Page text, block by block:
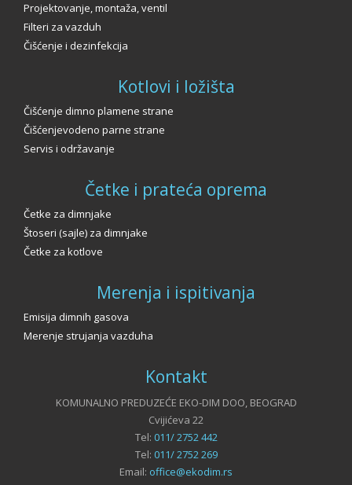
Projektovanje, montaža, ventil
Filteri za vazduh
Čišćenje i dezinfekcija
Kotlovi i ložišta
Čišćenje dimno plamene strane
Čišćenjevodeno parne strane
Servis i održavanje
Četke i prateća oprema
Četke za dimnjake
Štoseri (sajle) za dimnjake
Četke za kotlove
Merenja i ispitivanja
Emisija dimnih gasova
Merenje strujanja vazduha
Kontakt
KOMUNALNO PREDUZEĆE EKO-DIM DOO, BEOGRAD
Cvijićeva 22
Tel: 011/ 2752 442
Tel: 011/ 2752 269
Email: office@ekodim.rs